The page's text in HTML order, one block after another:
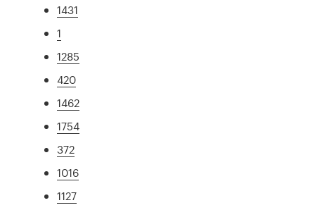
1431
1
1285
420
1462
1754
372
1016
1127